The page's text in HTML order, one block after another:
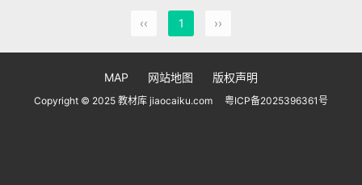
‹‹ 1 ››
MAP 网站地图 版权声明
Copyright © 2025 教材库 jiaocaiku.com 粤ICP备2025396361号